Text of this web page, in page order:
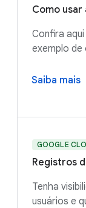
Como usar
Confira
exemplo
Saiba mais
GOOGLE
Registros
Tenha
usuários e